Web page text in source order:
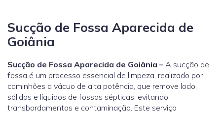
Sucção de Fossa Aparecida de
Goiânia
Sucção de Fossa Aparecida de Goiânia – A sucção de
fossa é um processo essencial de limpeza, realizado por
caminhões a vácuo de alta potência, que remove lodo,
sólidos e líquidos de fossas sépticas, evitando
transbordamentos e contaminação. Este serviço